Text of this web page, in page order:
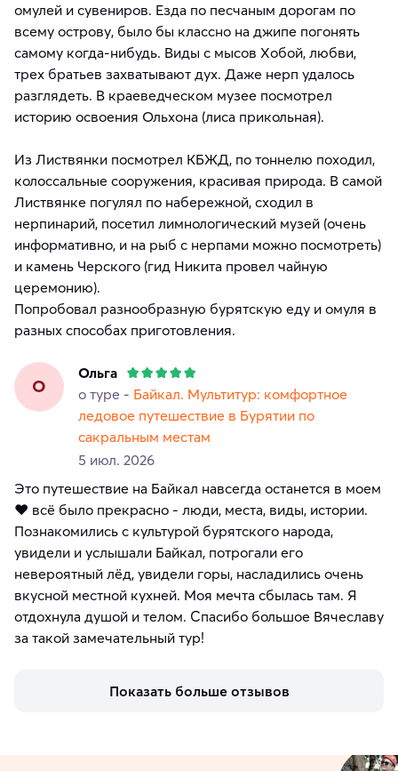
омулей и сувениров. Езда по песчаным дорогам по
всему острову, было бы классно на джипе погонять
самому когда-нибудь. Виды с мысов Хобой, любви,
трех братьев захватывают дух. Даже нерп удалось
разглядеть. В краеведческом музее посмотрел
историю освоения Ольхона (лиса прикольная).
Из Листвянки посмотрел КБЖД, по тоннелю походил,
колоссальные сооружения, красивая природа. В самой
Листвянке погулял по набережной, сходил в
нерпинарий, посетил лимнологический музей (очень
информативно, и на рыб с нерпами можно посмотреть)
и камень Черского (гид Никита провел чайную
церемонию).
Попробовал разнообразную бурятскую еду и омуля в
разных способах приготовления.
О
Ольга
о туре - Байкал. Мультитур: комфортное
ледовое путешествие в Бурятии по
сакральным местам
5 июл. 2026
Это путешествие на Байкал навсегда останется в моем
❤️ всё было прекрасно - люди, места, виды, истории.
Познакомились с культурой бурятского народа,
увидели и услышали Байкал, потрогали его
невероятный лёд, увидели горы, насладились очень
вкусной местной кухней. Моя мечта сбылась там. Я
отдохнула душой и телом. Спасибо большое Вячеславу
за такой замечательный тур!
Показать больше отзывов